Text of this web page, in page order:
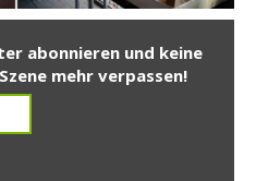
abonnieren und keine
mehr verpassen!